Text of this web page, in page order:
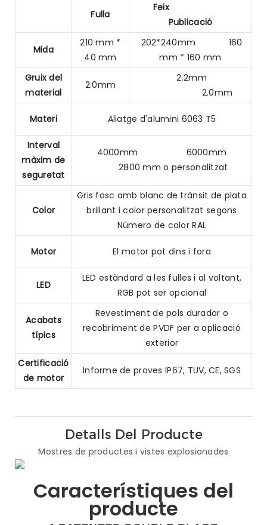
Fulla
Feix
Publicació
Mida
210 mm *
40 mm
202*240mm 160
mm * 160 mm
Gruix del
material
2.0mm
2.2mm
2.0mm
Materi Aliatge d'alumini 6063 T5
Interval
màxim de
seguretat
4000mm 6000mm
2800 mm o personalitzat
Color
Gris fosc amb blanc de trànsit de plata
brillant i color personalitzat segons
Número de color RAL
Motor El motor pot dins i fora
LED
LED estàndard a les fulles i al voltant,
RGB pot ser opcional
Acabats
típics
Revestiment de pols durador o
recobriment de PVDF per a aplicació
exterior
Certificació
de motor
Informe de proves IP67, TUV, CE, SGS
Detalls Del Producte
Mostres de productes i vistes explosionades
Característiques del
producte